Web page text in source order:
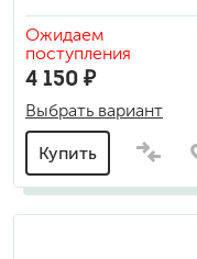
Ожидаем
поступления
4 150 ₽
Выбрать вариант
Купить